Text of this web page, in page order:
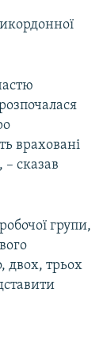
враховані
– сказав
групи,
двох, трьох